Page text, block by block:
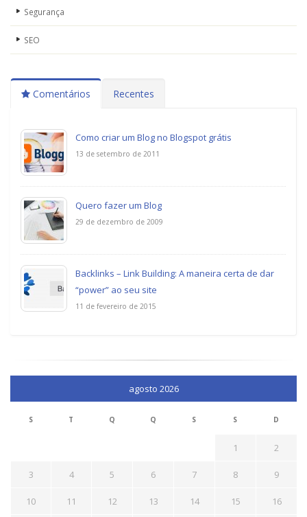
Segurança
SEO
Comentários Recentes
Como criar um Blog no Blogspot grátis
13 de setembro de 2011
Quero fazer um Blog
29 de dezembro de 2009
Backlinks – Link Building: A maneira certa de dar
“power” ao seu site
11 de fevereiro de 2015
agosto 2026
S T Q Q S S D
1 2
3 4 5 6 7 8 9
10 11 12 13 14 15 16